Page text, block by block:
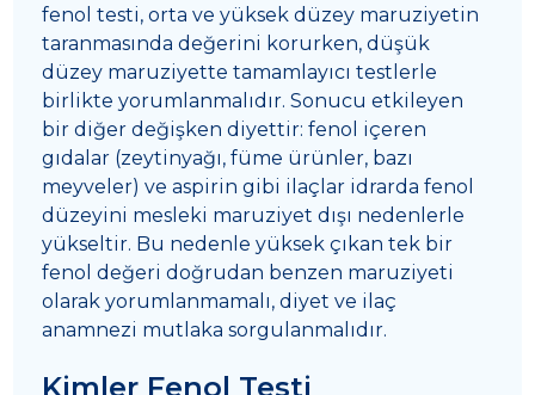
fenol testi, orta ve yüksek düzey maruziyetin
taranmasında değerini korurken, düşük
düzey maruziyette tamamlayıcı testlerle
birlikte yorumlanmalıdır. Sonucu etkileyen
bir diğer değişken diyettir: fenol içeren
gıdalar (zeytinyağı, füme ürünler, bazı
meyveler) ve aspirin gibi ilaçlar idrarda fenol
düzeyini mesleki maruziyet dışı nedenlerle
yükseltir. Bu nedenle yüksek çıkan tek bir
fenol değeri doğrudan benzen maruziyeti
olarak yorumlanmamalı, diyet ve ilaç
anamnezi mutlaka sorgulanmalıdır.
Kimler Fenol Testi